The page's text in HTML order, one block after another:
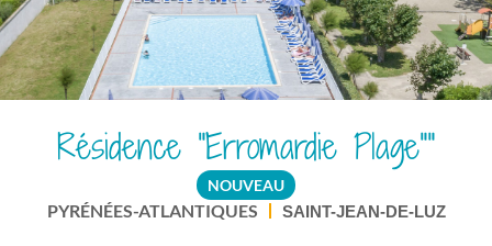
VILLES
ENVIE D'AILLEURS
NEWSLETTER
Résidence "Erromardie Plage""
NOUVEAU
PYRÉNÉES-ATLANTIQUES SAINT-JEAN-DE-LUZ